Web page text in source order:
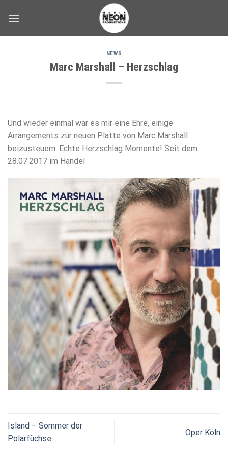
NEWS
Marc Marshall – Herzschlag
Und wieder einmal war es mir eine Ehre, einige
Arrangements zur neuen Platte von Marc Marshall
beizusteuern. Echte Herzschlag Momente! Seit dem
28.07.2017 im Handel
Island – Sommer der
Polarfüchse
Oper Köln